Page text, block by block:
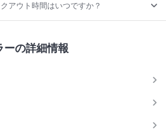
アウト時間はいつですか？
ーの詳細情報